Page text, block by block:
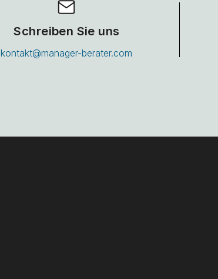
Schreiben Sie uns
kontakt@manager-berater.com